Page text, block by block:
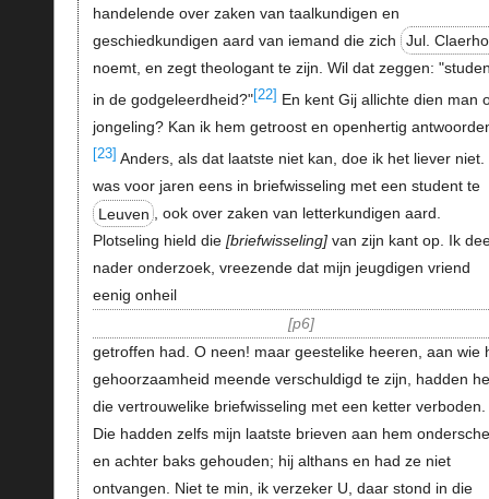
handelende over zaken van taalkundigen en
geschiedkundigen aard van iemand die zich
Jul.
noemt, en zegt theologant te zijn. Wil dat zeggen:
in de godgeleerdheid?"[22] En kent Gij allichte dien man
jongeling? Kan ik hem getroost en openhertig
[23] Anders, als dat laatste niet kan, doe ik het liever niet.
was voor jaren eens in briefwisseling met een student te
Leuven , ook over zaken van letterkundigen aard.
Plotseling hield die briefwisseling van zijn kant op. Ik
nader onderzoek, vreezende dat mijn jeugdigen vriend
eenig onheil
p6
getroffen had. O neen! maar geestelike heeren, aan wie
gehoorzaamheid meende verschuldigd te zijn, hadden
die vertrouwelike briefwisseling met een ketter verboden.
Die hadden zelfs mijn laatste brieven aan hem
en achter baks gehouden; hij althans en had ze niet
ontvangen. Niet te min, ik verzeker U, daar stond in die